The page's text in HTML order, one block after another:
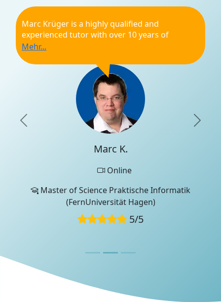
Marc K.
Online
Master of Science Praktische Informatik
(FernUniversität Hagen)
5/5
Marc Krüger is a highly qualified and
experienced tutor with over 10 years of
expertise in private lessons. He is known for his
adaptability, attentiveness, and ability to listen
to his students, ensuring that each lesson is
tailored to their individual needs.
His teaching approach is dynamic and
engaging, incorporating a wide range of
learning tools to enhance the educational
experience. Whether helping students build
confidence or master complex concepts, Marc
is dedicated to their success.
Weiterempfehlung
Qualifikationen
Professionalität
Lernerfahrung
Diese Bewertung wurde von einem UniProf-
Previous